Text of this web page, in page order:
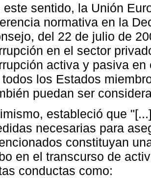
este sentido, la Unión
normativa en la
del 22 de julio de
en el sector
activa y pasiva
todos los Estados
puedan ser
estableció que
necesarias para
constituyan
en el transcurso de
conductas como: